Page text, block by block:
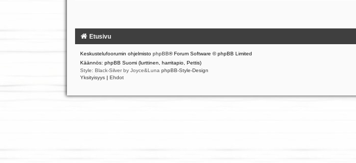
Etusivu
Keskustelufoorumin ohjelmisto phpBB® Forum Software © phpBB Limited
Käännös: phpBB Suomi (lurttinen, harritapio, Pettis)
Style: Black-Silver by Joyce&Luna phpBB-Style-Design
Yksityisyys | Ehdot